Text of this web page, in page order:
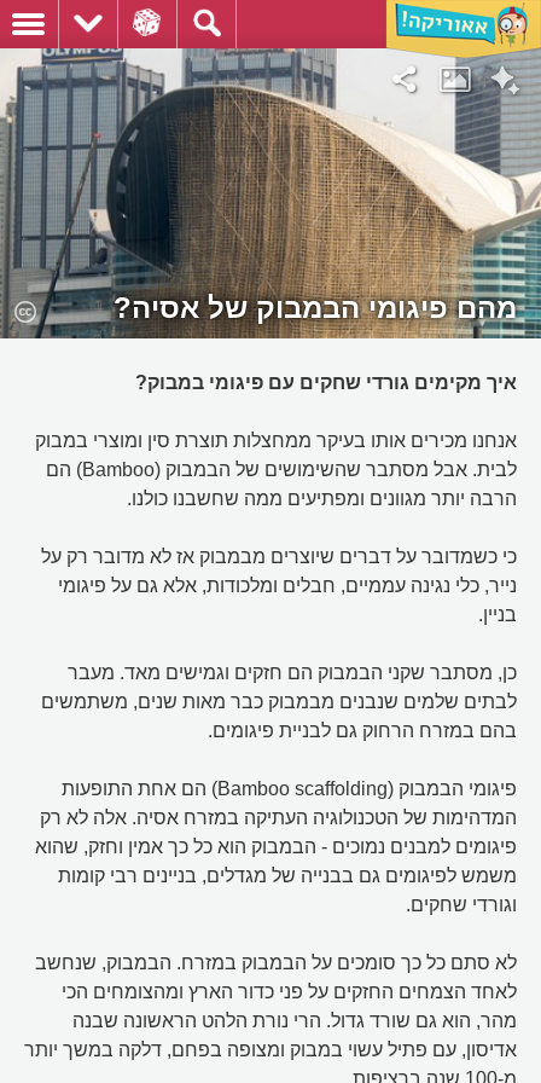
מהם פיגומי הבמבוק של אסיה?
איך מקימים גורדי שחקים עם פיגומי במבוק?
אנחנו מכירים אותו בעיקר ממחצלות תוצרת סין ומוצרי במבוק
לבית. אבל מסתבר שהשימושים של הבמבוק (Bamboo) הם
הרבה יותר מגוונים ומפתיעים ממה שחשבנו כולנו.
כי כשמדובר על דברים שיוצרים מבמבוק אז לא מדובר רק על
נייר, כלי נגינה עממיים, חבלים ומלכודות, אלא גם על פיגומי
בניין.
כן, מסתבר שקני הבמבוק הם חזקים וגמישים מאד. מעבר
לבתים שלמים שנבנים מבמבוק כבר מאות שנים, משתמשים
בהם במזרח הרחוק גם לבניית פיגומים.
פיגומי הבמבוק (Bamboo scaffolding) הם אחת התופעות
המדהימות של הטכנולוגיה העתיקה במזרח אסיה. אלה לא רק
פיגומים למבנים נמוכים - הבמבוק הוא כל כך אמין וחזק, שהוא
משמש לפיגומים גם בבנייה של מגדלים, בניינים רבי קומות
וגורדי שחקים.
לא סתם כל כך סומכים על הבמבוק במזרח. הבמבוק, שנחשב
לאחד הצמחים החזקים על פני כדור הארץ ומהצומחים הכי
מהר, הוא גם שורד גדול. הרי נורת הלהט הראשונה שבנה
אדיסון, עם פתיל עשוי במבוק ומצופה בפחם, דלקה במשך יותר
מ-100 שנה ברציפות.